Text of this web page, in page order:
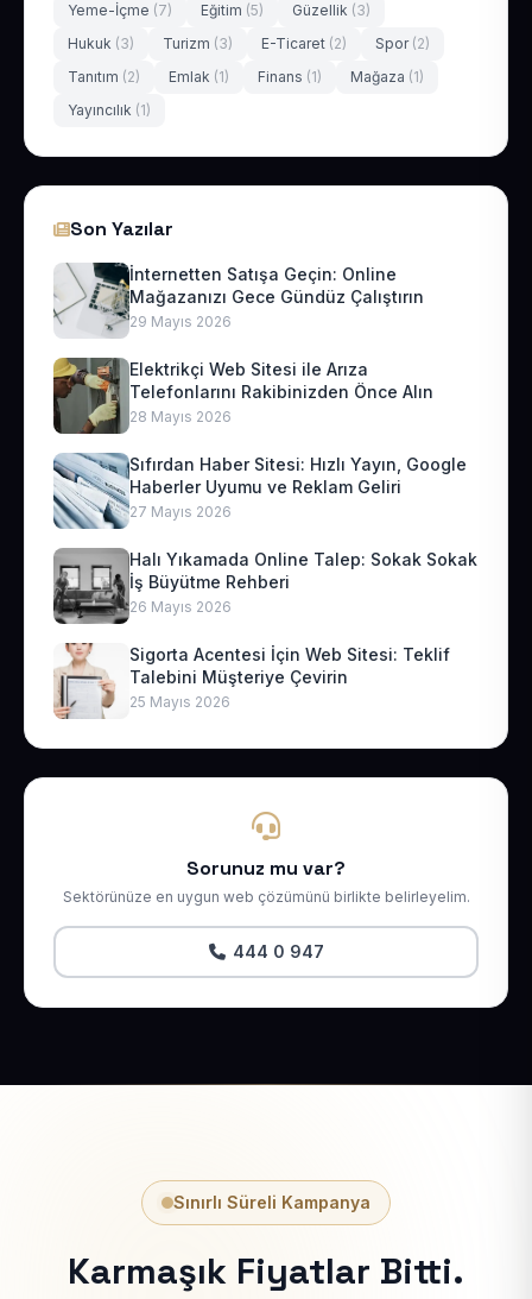
Yeme-İçme (7) Eğitim (5) Güzellik (3)
Hukuk (3) Turizm (3) E-Ticaret (2) Spor (2)
Tanıtım (2) Emlak (1) Finans (1) Mağaza (1)
Yayıncılık (1)
Son Yazılar
İnternetten Satışa Geçin: Online
Mağazanızı Gece Gündüz Çalıştırın
29 Mayıs 2026
Elektrikçi Web Sitesi ile Arıza
Telefonlarını Rakibinizden Önce Alın
28 Mayıs 2026
Sıfırdan Haber Sitesi: Hızlı Yayın, Google
Haberler Uyumu ve Reklam Geliri
27 Mayıs 2026
Halı Yıkamada Online Talep: Sokak Sokak
İş Büyütme Rehberi
26 Mayıs 2026
Sigorta Acentesi İçin Web Sitesi: Teklif
Talebini Müşteriye Çevirin
25 Mayıs 2026
Sorunuz mu var?
Sektörünüze en uygun web çözümünü birlikte belirleyelim.
444 0 947
Sınırlı Süreli Kampanya
Karmaşık Fiyatlar Bitti.